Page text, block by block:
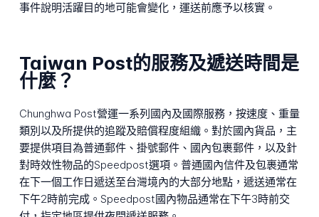
事件說明活躍目的地可能會變化，運送前應予以核實。
Taiwan Post的服務及遞送時間是
什麼？
Chunghwa Post營運一系列國內及國際服務，按速度、重量
類別以及所提供的追蹤及賠償程度組織。對於國內貨品，主
要提供項目為普通郵件、掛號郵件、國內包裹郵件，以及針
對時效性物品的Speedpost選項。普通國內信件及包裹通常
在下一個工作日遞送至台灣境內的大部分地點，遞送通常在
下午2時前完成。Speedpost國內物品通常在下午3時前交